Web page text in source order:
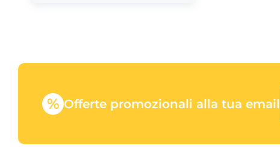
% Offerte promozionali alla tua email